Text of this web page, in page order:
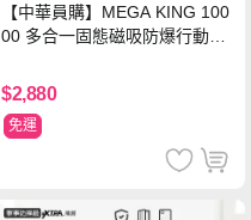
【中華員購】MEGA KING 100
00 多合一固態磁吸防爆行動電
$2,880
免運